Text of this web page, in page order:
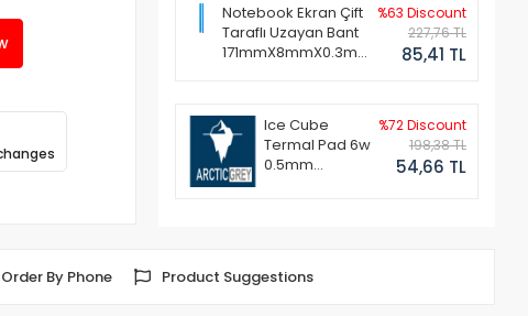
Notebook Ekran Çift
Taraflı Uzayan Bant
171mmX8mmX0.3mm
%63 Discount
227,76 TL
85,41 TL
Ice Cube
Termal Pad 6w
0.5mm
%72 Discount
198,38 TL
54,66 TL
Order By Phone Product Suggestions